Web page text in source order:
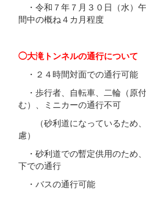
・令和７年７月３０日（水）
間中の概ね４カ月程度
◯大滝トンネルの通行について
・２４時間対面での通行可能
・歩行者、自転車、二輪（原
む）、ミニカーの通行不可
（砂利道になっているため、
慮）
・砂利道での暫定供用のため
下での通行
・バスの通行可能